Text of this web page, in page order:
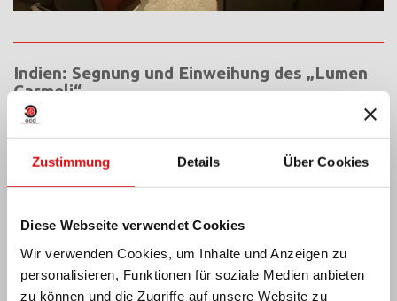
Zustimmung Details Über Cookies
Diese Webseite verwendet Cookies
Wir verwenden Cookies, um Inhalte und Anzeigen zu
personalisieren, Funktionen für soziale Medien anbieten
zu können und die Zugriffe auf unsere Website zu
Indien: Segnung und Einweihung des „Lumen
Carmeli“